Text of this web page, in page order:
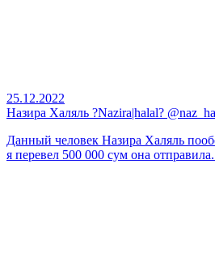
25.12.2022
Назира Халяль ?Nazira|halal?
Данный человек Назира Халяль
я перевел 500 000 сум она